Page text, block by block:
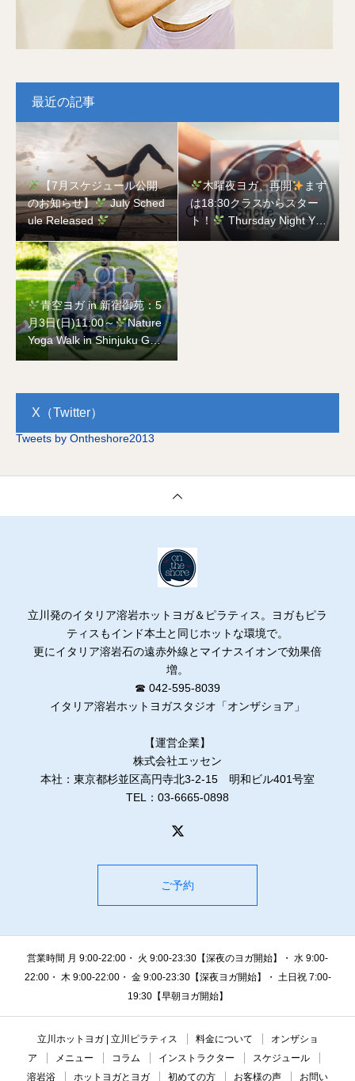
最近の記事
【7月スケジュール公開
のお知らせ】
July Sched
ule Released
木曜夜ヨガ、再開
まず
は18:30クラスからスター
ト！
Thursday Night Yog
a is Back
Starting with t
青空ヨガ in 新宿御苑：5
月3日(日)11:00～
Nature
Yoga Walk in Shinjuku Gyo
en National Garden on Ma
X（Twitter）
Tweets by Ontheshore2013
立川発のイタリア溶岩ホットヨガ＆ピラティス。ヨガもピラ
ティスもインド本土と同じホットな環境で。
更にイタリア溶岩石の遠赤外線とマイナスイオンで効果倍
増。
☎ 042-595-8039
イタリア溶岩ホットヨガスタジオ「オンザショア」
【運営企業】
株式会社エッセン
本社：東京都杉並区高円寺北3-2-15 明和ビル401号室
TEL：03-6665-0898
ご予約
営業時間 月 9:00-22:00・ 火 9:00-23:30【深夜のヨガ開始】・ 水 9:00-
22:00・ 木 9:00-22:00・ 金 9:00-23:30【深夜ヨガ開始】・ 土日祝 7:00-
19:30【早朝ヨガ開始】
立川ホットヨガ | 立川ピラティス 料金について
オンザショ
ア
メニュー コラム インストラクター
スケジュール
溶岩浴
ホットヨガとヨガ 初めての方 お客様の声 お問い